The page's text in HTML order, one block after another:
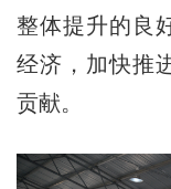
整体提升的良
经济，加快推
贡献。